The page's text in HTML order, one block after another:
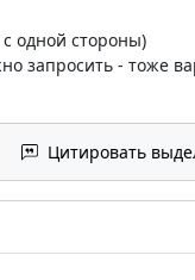
одной стороны)
запросить - тоже
Цитировать